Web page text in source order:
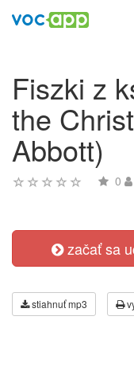
Fiszki z
the
Abbott)
0
začať sa
stiahnuť mp3